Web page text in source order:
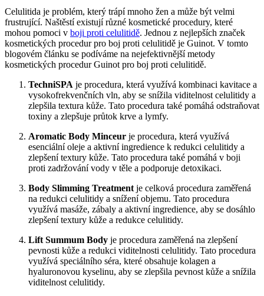
Celulitida je problém, který trápí mnoho žen a může být velmi
frustrující. Naštěstí existují různé kosmetické procedury, které
mohou pomoci v boji proti celulitidě. Jednou z nejlepších značek
kosmetických procedur pro boj proti celulitidě je Guinot. V tomto
blogovém článku se podíváme na nejefektivnější metody
kosmetických procedur Guinot pro boj proti celulitidě.
TechniSPA je procedura, která využívá kombinaci kavitace a
vysokofrekvenčních vln, aby se snížila viditelnost celulitidy a
zlepšila textura kůže. Tato procedura také pomáhá odstraňovat
toxiny a zlepšuje průtok krve a lymfy.
Aromatic Body Minceur je procedura, která využívá
esenciální oleje a aktivní ingredience k redukci celulitidy a
zlepšení textury kůže. Tato procedura také pomáhá v boji
proti zadržování vody v těle a podporuje detoxikaci.
Body Slimming Treatment je celková procedura zaměřená
na redukci celulitidy a snížení objemu. Tato procedura
využívá masáže, zábaly a aktivní ingredience, aby se dosáhlo
zlepšení textury kůže a redukce celulitidy.
Lift Summum Body je procedura zaměřená na zlepšení
pevnosti kůže a redukci viditelnosti celulitidy. Tato procedura
využívá speciálního séra, které obsahuje kolagen a
hyaluronovou kyselinu, aby se zlepšila pevnost kůže a snížila
viditelnost celulitidy.